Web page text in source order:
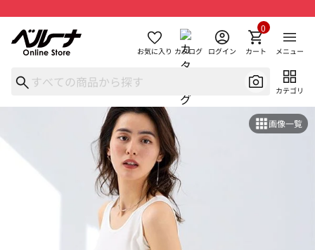
お気に入り カタログ ログイン カート
0
メニュー
カテゴリ
画像一覧